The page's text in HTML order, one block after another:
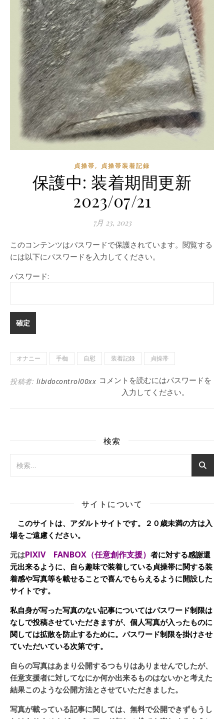
貞操帯, 貞操帯装着記録
保護中: 装着期間更新
2023/07/21
7月 23, 2023
このコンテンツはパスワードで保護されています。閲覧する
には以下にパスワードを入力してください。
パスワード:
オナニー 手枷 自慰 装着記録 貞操帯
投稿者: libidocontrol00xx コメントを読むにはパスワードを
入力してください。
検索
サイトについて
このサイトは、アダルトサイトです。２０歳未満の方は入
場をご遠慮ください。
元はPIXIV FANBOX（任意創作支援） 者に対する感謝還
元出来るように、自ら趣味で装着している貞操帯に関する装
着感や写真等を載せることで喜んでもらえるように開設した
サイトです。
私自身が写った写真のない記事についてはパスワード制限は
なしで投稿させていただきますが、個人写真が入ったものに
関しては拡散を防止するために。パスワード制限を掛けさせ
ていただいている次第です。
自らの写真はあまり公開するつもりはありませんでしたが、
任意支援者に対してなにか何か出来るものはないかと考えた
結果このような公開方法とさせていただきました。
写真が載っている記事に関しては、無料で公開できずもうし